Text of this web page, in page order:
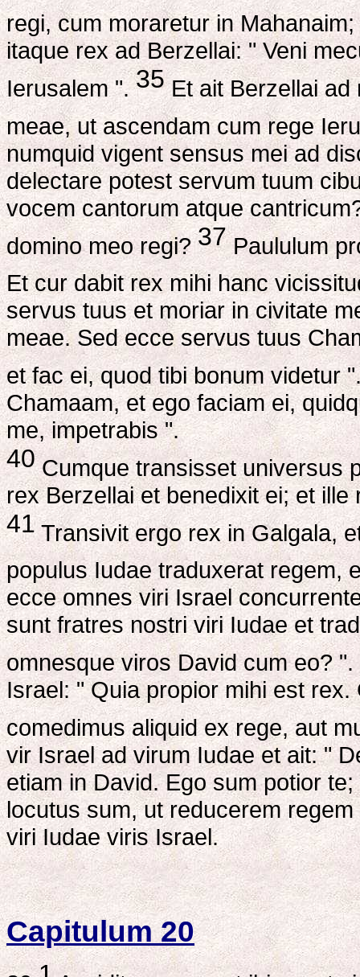
regi, cum moraretur in
itaque rex ad Berzellai: " Veni
Ierusalem ".35Et ait Berzellai ad
meae, ut ascendam cum rege
numquid vigent sensus mei ad
delectare potest servum tuum
vocem cantorum atque
domino meo regi?37Paululum
Et cur dabit rex mihi hanc
servus tuus et moriar in civitate
meae. Sed ecce servus tuus
et fac ei, quod tibi bonum videtur
Chamaam, et ego faciam ei,
me, impetrabis ".
40Cumque transisset universus
rex Berzellai et benedixit ei; et
41Transivit ergo rex in Galgala,
populus Iudae traduxerat regem,
ecce omnes viri Israel
sunt fratres nostri viri Iudae et
omnesque viros David cum eo? ".
Israel: " Quia propior mihi est
comedimus aliquid ex rege, aut
vir Israel ad virum Iudae et ait: "
etiam in David. Ego sum potior
locutus sum, ut reducerem
viri Iudae viris Israel.
Capitulum 20